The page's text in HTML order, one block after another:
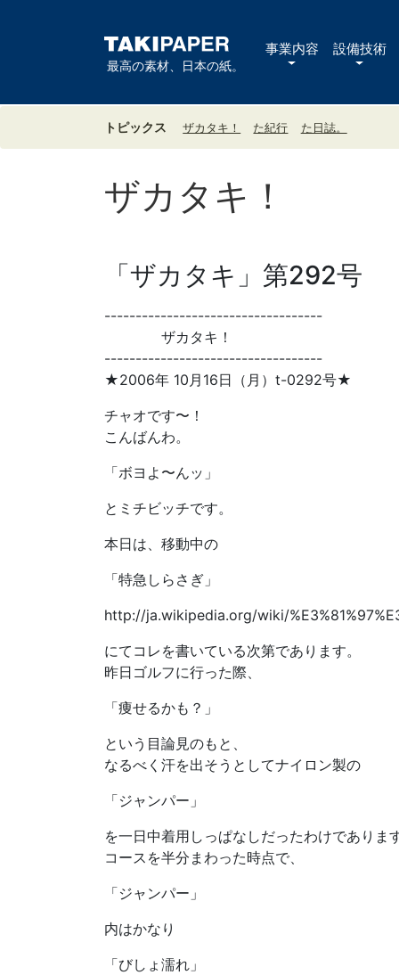
最高の素材、日本の紙。
事業内容 設備技術
トピックス ザカタキ！ た紀行 た日誌。
ザカタキ！
「ザカタキ」第292号
-----------------------------------
ザカタキ！
-----------------------------------
★2006年 10月16日（月）t-0292号★
チャオです〜！
こんばんわ。
「ボヨよ〜んッ」
とミチビッチです。
本日は、移動中の
「特急しらさぎ」
http://ja.wikipedia.org/wiki/
にてコレを書いている次第であります。
昨日ゴルフに行った際、
「痩せるかも？」
という目論見のもと、
なるべく汗を出そうとしてナイロン製の
「ジャンパー」
を一日中着用しっぱなしだったわけであります
コースを半分まわった時点で、
「ジャンパー」
内はかなり
「びしょ濡れ」